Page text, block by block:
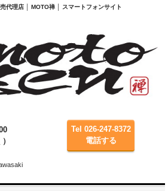
代理店 │ MOTO禅 │ スマートフォンサイト
Tel 026-247-8372
電話する